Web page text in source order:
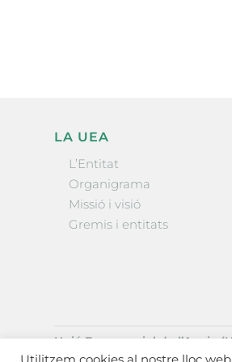
LA UEA
L’Entitat
Organigrama
Missió i visió
Gremis i entitats
Unió Empresarial de l’Anoia
Ctra. de Manresa, 131, 08700 –